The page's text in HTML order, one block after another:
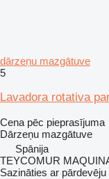
dārzeņu mazgātuve
5
Lavadora rotativa
Cena pēc pieprasījuma
Dārzeņu mazgātuve
Spānija
TEYCOMUR
Sazināties ar pārdevēju